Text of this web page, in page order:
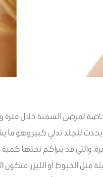
لمرضى السمنة خلال فترة
للجلد تدلي كبير وهو ما
والتي قد يتراكم تحتها
مثل الخيوط أو الليزر؛